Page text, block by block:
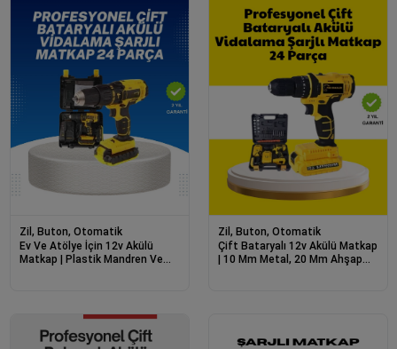
Zil, Buton, Otomatik
Ev Ve Atölye İçin 12v Akülü
Matkap | Plastik Mandren Ve
Zil, Buton, Otomatik
Çift Bataryalı 12v Akülü Matkap
| 10 Mm Metal, 20 Mm Ahşap